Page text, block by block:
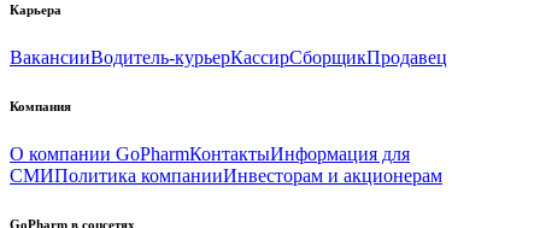
Карьера
ВакансииВодитель-курьерКассирСборщикПродавец
Компания
О компании GoPharmКонтактыИнформация для
СМИПолитика компанииИнвесторам и акционерам
GoPharm в соцсетях